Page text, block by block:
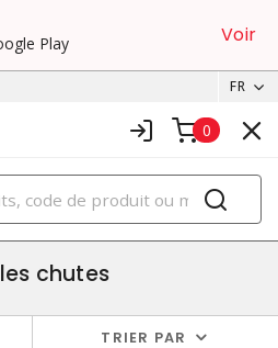
Play
Voir
FR
0
chutes
TRIER PAR